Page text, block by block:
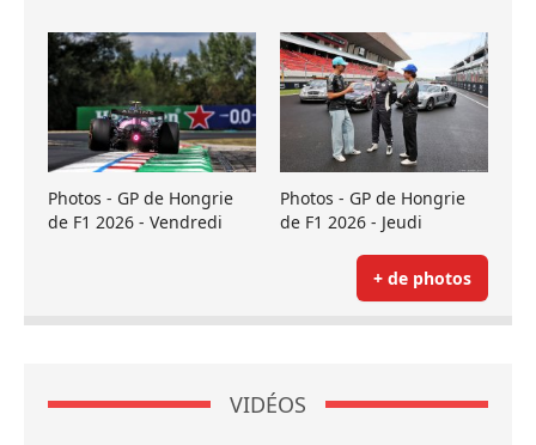
Photos - GP de Hongrie
de F1 2026 - Vendredi
Photos - GP de Hongrie
de F1 2026 - Jeudi
+ de photos
VIDÉOS